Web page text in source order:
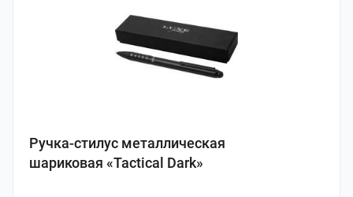
Ручка-стилус металлическая
шариковая «Tactical Dark»